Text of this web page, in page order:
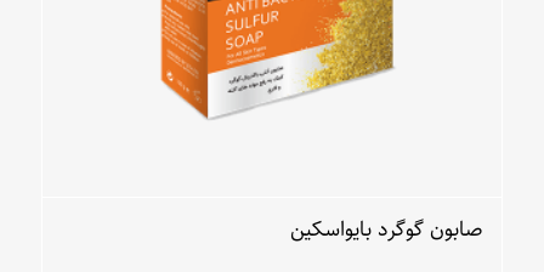
صابون گوگرد بایواسکین